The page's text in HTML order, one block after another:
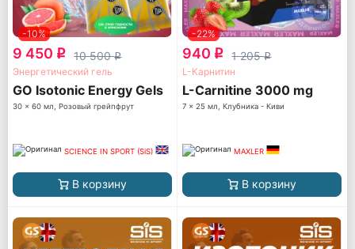
-10%
9 450 q 10 500q
Энергетический гель
GO Isotonic Energy Gels
30 x 60 мл, Розовый грейпфрут
SCIENCE IN SPORT (SiS)
В корзину
-22%
940 q 1 205q
L-Карнитин
L-Carnitine 3000 mg
7 x 25 мл, Клубника - Киви
MAXLER
В корзину